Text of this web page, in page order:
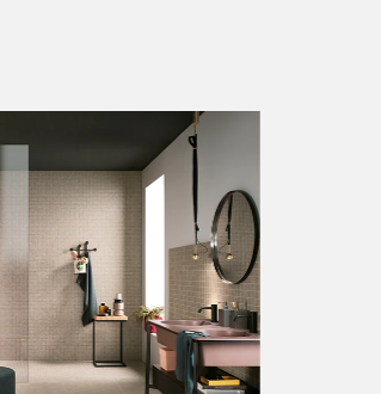
LIGHT / MEDIUM
LIGHT / ZOOM